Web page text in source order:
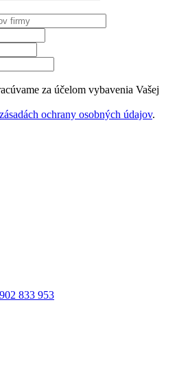
za účelom vybavenia Vašej
zásadách ochrany osobných údajov.
833 953